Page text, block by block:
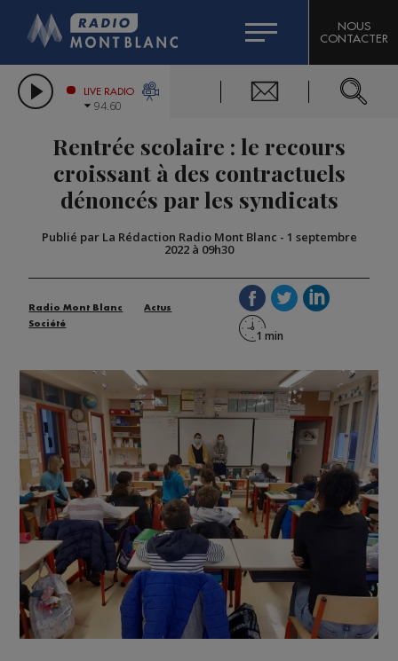
LES CHRONIQUES DE L'EXPERT
CITIZEN MACHINERY
GRAND MASSIF DOMAINES SKIABLES
BIGARD
COMPAGNIE DU MONT-BLANC
NOUS
CONTACTER
LIVE RADIO
94.60
Rentrée scolaire : le recours
croissant à des contractuels
dénoncés par les syndicats
Publié par La Rédaction Radio Mont Blanc - 1 septembre
2022 à 09h30
Radio Mont Blanc
Actus
Société